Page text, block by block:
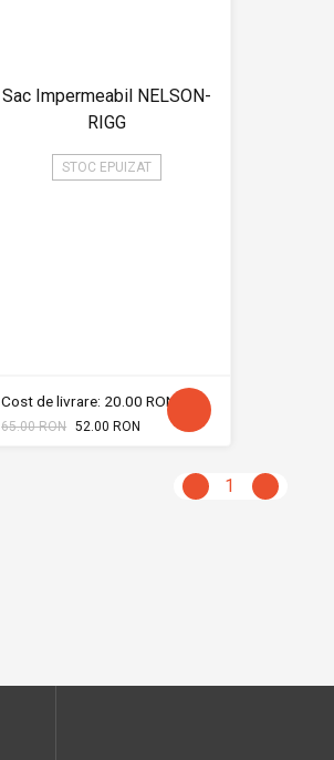
Sac Impermeabil NELSON-
RIGG
STOC EPUIZAT
Cost de livrare: 20.00 RON
65.00 RON 52.00 RON
1